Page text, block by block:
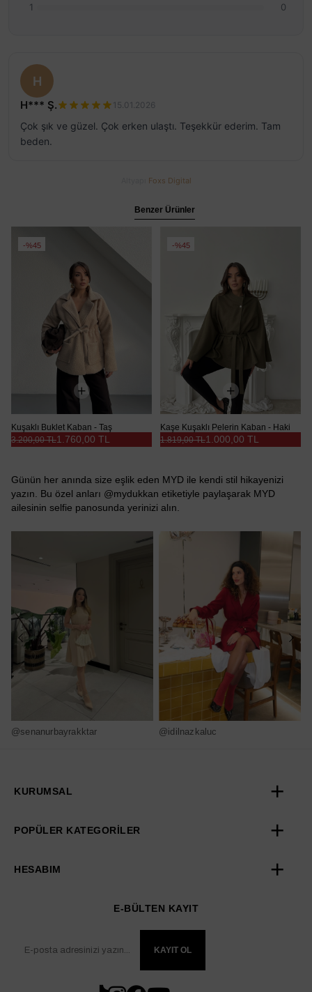
1
0
H
H*** Ş. 15.01.2026
Çok şık ve güzel. Çok erken ulaştı. Teşekkür ederim. Tam
beden.
Foxs Digital
Benzer Ürünler
%45
Kuşaklı Buklet Kaban - Taş
1.760,00 TL
3.200,00 TL
%45
Kaşe Kuşaklı Pelerin Kaban - Haki
1.000,00 TL
1.819,00 TL
Günün her anında size eşlik eden MYD ile kendi stil hikayenizi
yazın. Bu özel anları @mydukkan etiketiyle paylaşarak MYD
ailesinin selfie panosunda yerinizi alın.
@senanurbayrakktar @idilnazkaluc
KURUMSAL
POPÜLER KATEGORİLER
HESABIM
E-BÜLTEN KAYIT
KAYIT OL